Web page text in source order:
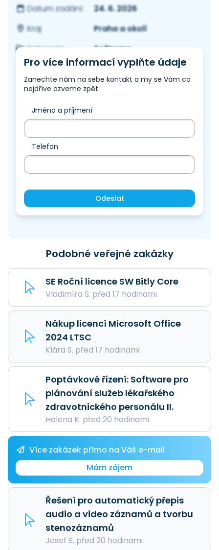
Datum zadání:
24. 6. 2026
Kraj:
Praha a okolí
Kategorie:
Software
Pro více informací vyplňte údaje
Zanechte nám na sebe kontakt a my se Vám co
nejdříve ozveme zpět.
Jméno a příjmení
Telefon
Odeslat
Podobné veřejné zakázky
SE Roční licence SW Bitly Core
Vladimíra S. před 17 hodinami
Nákup licencí Microsoft Office
2024 LTSC
Klára S. před 17 hodinami
Poptávkové řízení: Software pro
plánování služeb lékařského
zdravotnického personálu II.
Helena K. před 20 hodinami
Více zakázek přímo na Váš e-mail
Mám zájem
Řešení pro automatický přepis
audio a video záznamů a tvorbu
stenozáznamů
Josef S. před 20 hodinami